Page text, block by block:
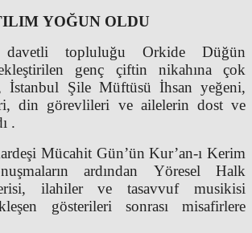
YOĞUN OLDU
topluluğu Orkide Düğün
genç çiftin nikahına çok
İstanbul Şile Müftüsü İhsan yeğeni,
din görevlileri ve ailelerin dost ve
.
Mücahit Gün’ün Kur’an-ı Kerim
ardından Yöresel Halk
ilahiler ve tasavvuf musikisi
gösterileri sonrası misafirlere